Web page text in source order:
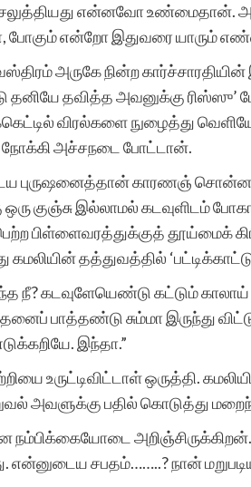
செலுத்தியது என்னவோ
போகும் என்றோ இதுவரை யாரும்
அருகே நின்ற
தவித்த அவனுக்கு ரிஸ்ஸு’
விரல்களை நுழைத்து வெளியே
நோக்கி அச்சநடை போட்டான்.
புருஷனைத்தான் காரணஞ்
குஞ்சு இல்லாமல் கடவுளிடம்
பிள்ளைவரத்துக்குத் தூய்மைக்
கமலியின் தத்துவத்தில்
நீ? கடவுளேயெண்டு கட்டும்
பாத்தண்டு சும்மா இருந்து
இந்தா.”
உருட்டிவிட்டாள் ஒருத்தி.
அவளுக்கு பதில் கொடுத்து
அறிஞ்சிருக்கிறன்.
என்னுடைய சபதம்……..? நான்